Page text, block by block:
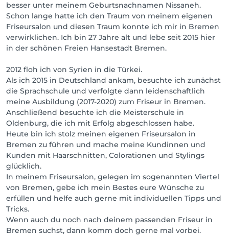
besser unter meinem Geburtsnachnamen Nissaneh.
Schon lange hatte ich den Traum von meinem eigenen
Friseursalon und diesen Traum konnte ich mir in Bremen
verwirklichen. Ich bin 27 Jahre alt und lebe seit 2015 hier
in der schönen Freien Hansestadt Bremen.
2012 floh ich von Syrien in die Türkei.
Als ich 2015 in Deutschland ankam, besuchte ich zunächst
die Sprachschule und verfolgte dann leidenschaftlich
meine Ausbildung (2017-2020) zum Friseur in Bremen.
Anschließend besuchte ich die Meisterschule in
Oldenburg, die ich mit Erfolg abgeschlossen habe.
Heute bin ich stolz meinen eigenen Friseursalon in
Bremen zu führen und mache meine Kundinnen und
Kunden mit Haarschnitten, Colorationen und Stylings
glücklich.
In meinem Friseursalon, gelegen im sogenannten Viertel
von Bremen, gebe ich mein Bestes eure Wünsche zu
erfüllen und helfe auch gerne mit individuellen Tipps und
Tricks.
Wenn auch du noch nach deinem passenden Friseur in
Bremen suchst, dann komm doch gerne mal vorbei.